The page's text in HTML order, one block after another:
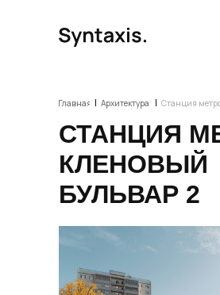
Главная | Архитектура | Станция
СТАНЦИЯ
КЛЕНОВЫЙ
БУЛЬВАР 2